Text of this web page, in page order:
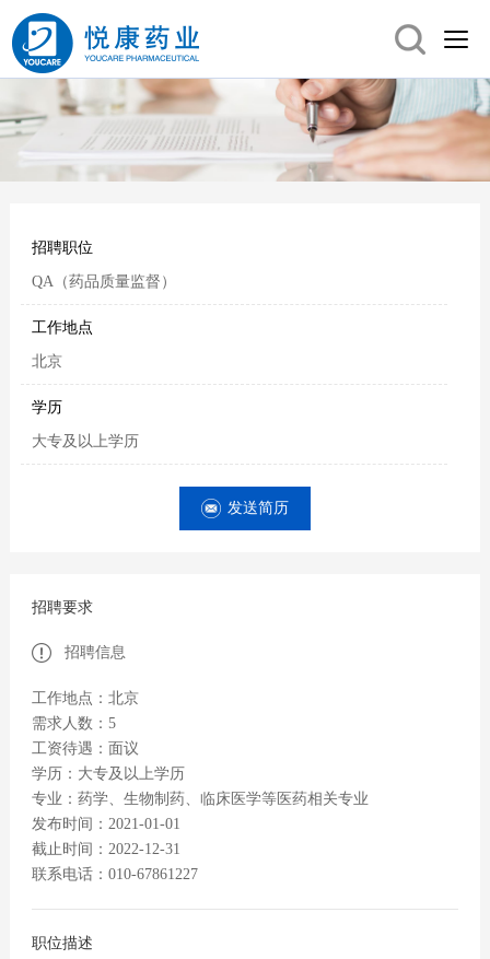
招聘职位
QA（药品质量监督）
工作地点
北京
学历
大专及以上学历
发送简历
招聘要求
招聘信息
工作地点：北京
需求人数：5
工资待遇：面议
学历：大专及以上学历
专业：药学、生物制药、临床医学等医药相关专业
发布时间：2021-01-01
截止时间：2022-12-31
联系电话：010-67861227
职位描述